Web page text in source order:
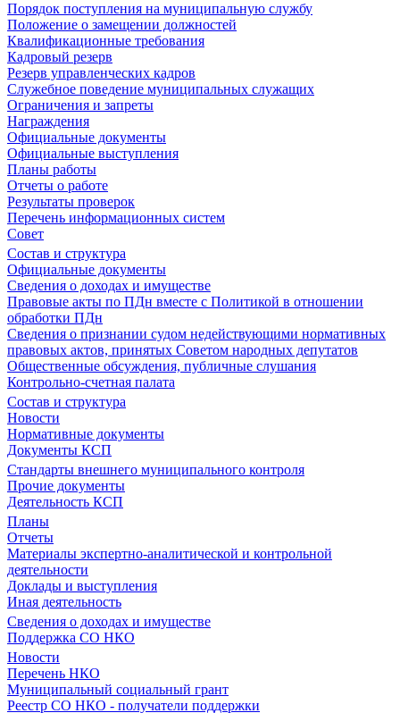
Порядок поступления на муниципальную службу
Положение о замещении должностей
Квалификационные требования
Кадровый резерв
Резерв управленческих кадров
Служебное поведение муниципальных служащих
Ограничения и запреты
Награждения
Официальные документы
Официальные выступления
Планы работы
Отчеты о работе
Результаты проверок
Перечень информационных систем
Совет
Состав и структура
Официальные документы
Сведения о доходах и имуществе
Правовые акты по ПДн вместе с Политикой в отношении
обработки ПДн
Сведения о признании судом недействующими нормативных
правовых актов, принятых Советом народных депутатов
Общественные обсуждения, публичные слушания
Контрольно-счетная палата
Состав и структура
Новости
Нормативные документы
Документы КСП
Стандарты внешнего муниципального контроля
Прочие документы
Деятельность КСП
Планы
Отчеты
Материалы экспертно-аналитической и контрольной
деятельности
Доклады и выступления
Иная деятельность
Сведения о доходах и имуществе
Поддержка СО НКО
Новости
Перечень НКО
Муниципальный социальный грант
Реестр СО НКО - получатели поддержки